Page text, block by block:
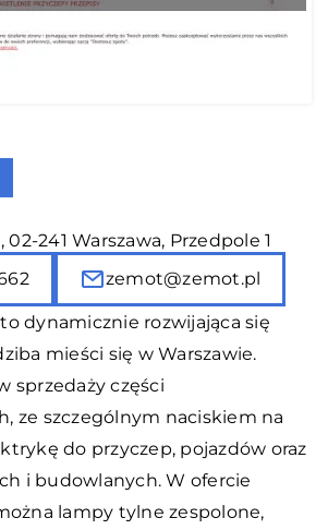
241 Warszawa, Przedpole 1
zemot@zemot.pl
dynamicznie rozwijająca się
mieści się w Warszawie.
sprzedaży części
ze szczególnym naciskiem na
do przyczep, pojazdów oraz
i budowlanych. W ofercie
lampy tylne zespolone,